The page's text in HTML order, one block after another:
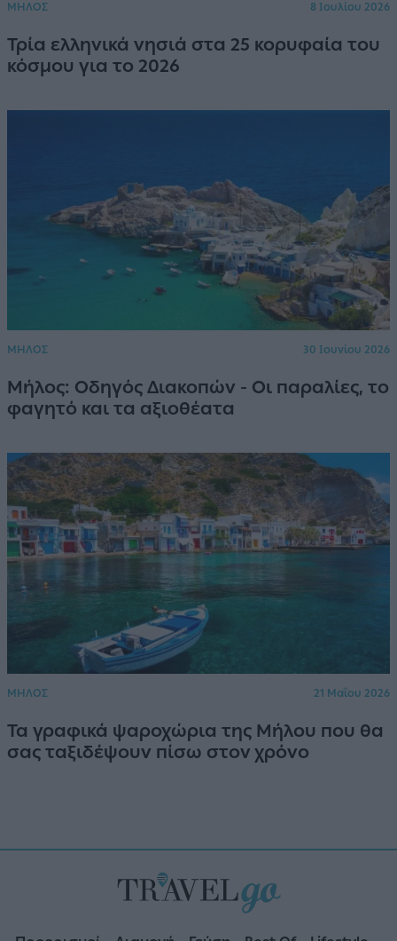
ΜΗΛΟΣ 8 Ιουλίου 2026
Τρία ελληνικά νησιά στα 25 κορυφαία του
κόσμου για το 2026
ΜΗΛΟΣ 30 Ιουνίου 2026
Μήλος: Οδηγός Διακοπών - Οι παραλίες, το
φαγητό και τα αξιοθέατα
ΜΗΛΟΣ 21 Μαΐου 2026
Τα γραφικά ψαροχώρια της Μήλου που θα
σας ταξιδέψουν πίσω στον χρόνο